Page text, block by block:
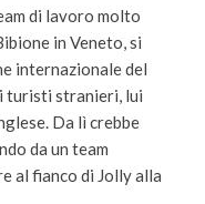
di lavoro molto
in Veneto, si
internazionale del
turisti stranieri, lui
Da lì crebbe
da un team
al fianco di Jolly alla